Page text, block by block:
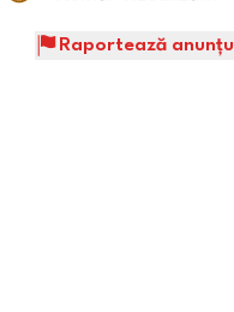
Raportează anunțul